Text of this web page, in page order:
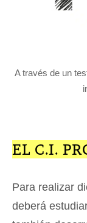
A través de un
EL C.I.
Para realizar
deberá